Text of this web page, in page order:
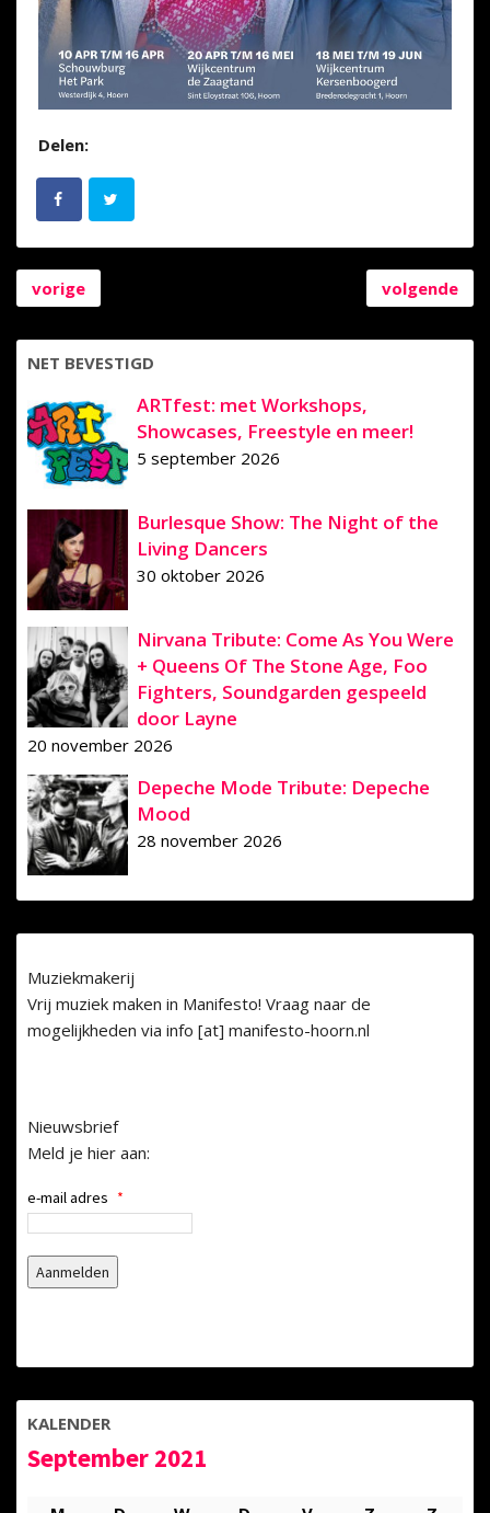
Delen:
vorige volgende
NET BEVESTIGD
ARTfest: met Workshops,
Showcases, Freestyle en meer!
5 september 2026
Burlesque Show: The Night of the
Living Dancers
30 oktober 2026
Nirvana Tribute: Come As You Were
+ Queens Of The Stone Age, Foo
Fighters, Soundgarden gespeeld
door Layne
20 november 2026
Depeche Mode Tribute: Depeche
Mood
28 november 2026
Muziekmakerij
Vrij muziek maken in Manifesto! Vraag naar de
mogelijkheden via info [at] manifesto-hoorn.nl
Nieuwsbrief
Meld je hier aan:
e-mail adres *
KALENDER
September 2021